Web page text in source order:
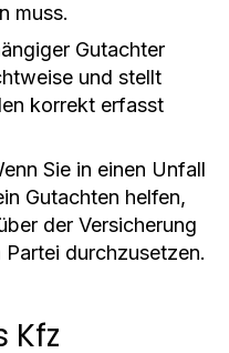
muss.
Gutachter
und stellt
korrekt erfasst
Sie in einen Unfall
Gutachten helfen,
der Versicherung
durchzusetzen.
Kfz